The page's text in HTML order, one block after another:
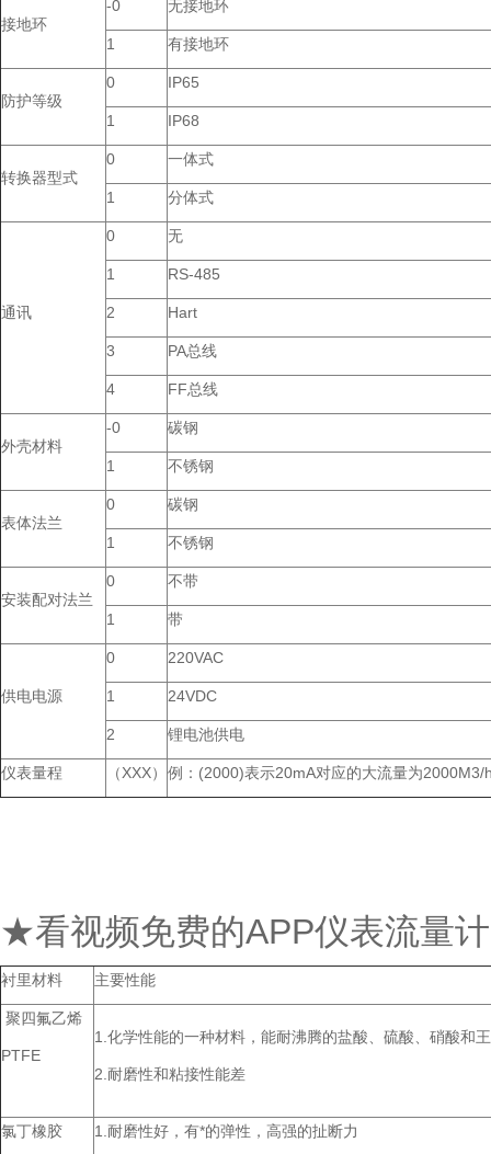
接地环
-0 无接地环
1 有接地环
防护等级
0 IP65
1 IP68
转换器型式
0 一体式
1 分体式
通讯
0 无
1 RS-485
2 Hart
3 PA总线
4 FF总线
外壳材料
-0 碳钢
1 不锈钢
表体法兰
0 碳钢
1 不锈钢
安装配对法兰
0 不带
1 带
供电电源
0 220VAC
1 24VDC
2 锂电池供电
仪表量程 （XXX） 例：(2000)表示20mA对应的大流量为2000M3/
★看视频免费的APP仪表流量
衬里材料 主要性能
聚四氟乙烯
PTFE
1.化学性能的一种材料，能耐沸腾的盐酸、硫酸、硝酸和
2.耐磨性和粘接性能差
氯丁橡胶 1.耐磨性好，有*的弹性，高强的扯断力